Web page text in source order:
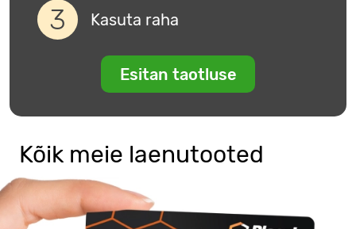
Kasuta raha
Esitan taotluse
Kõik meie laenutooted